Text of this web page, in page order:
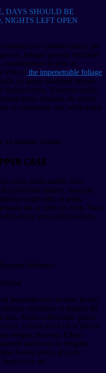
DAYS SHOULD BE
NIGHTS LEFT OPEN
per conubia nostra, per
ex. Integer gravida tincidunt
condimentum id felis ac,
velit of the impenetrable foliage
eu augue tincidunt rutrum.
finibus luctus. Vivamus mollis
lectus aliquam. In auctor
et consectetur nec, sollicitudin
ad minima veniam.
CASE
cursus nulla mollis. Orci
parturient montes, nascetur
eget odio sit amet,
mi, ac ultricies velit. Nam
lorem ultriciesjusto
Websites
imperdiet sem at nunc luctus,
penatibus et magnis dis
mus. Etiam sollicitudin, purus
orci, a rhoncus ex mi in libero.
tempor pharetra. Etiam
luctus nisl in fringilla.
laoreet purus id porta
ex mi.